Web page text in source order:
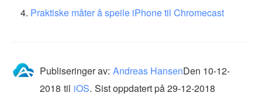
Praktiske måter å speile iPhone til Chromecast
Publiseringer av: Andreas HansenDen 10-12-
2018 til iOS. Sist oppdatert på 29-12-2018